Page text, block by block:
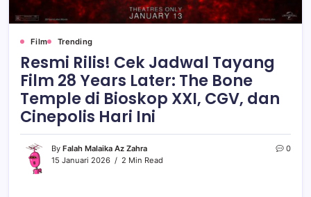
Film Trending
Resmi Rilis! Cek Jadwal Tayang
Film 28 Years Later: The Bone
Temple di Bioskop XXI, CGV, dan
Cinepolis Hari Ini
By Falah Malaika Az Zahra
15 Januari 2026
2 Min Read
0